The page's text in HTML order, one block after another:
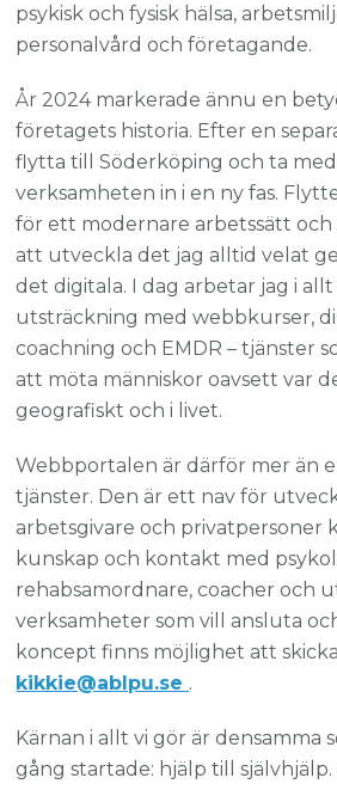
psykisk och fysisk hälsa,
personalvård och företagande.
År 2024 markerade ännu en
företagets historia. Efter en
flytta till Söderköping och ta
verksamheten in i en ny fas.
för ett modernare arbetssätt
att utveckla det jag alltid velat
det digitala. I dag arbetar jag i
utsträckning med webbkurser,
coachning och EMDR – tjänster
att möta människor oavsett var
geografiskt och i livet.
Webbportalen är därför mer än
tjänster. Den är ett nav för
arbetsgivare och privatpersoner
kunskap och kontakt med
rehabsamordnare, coacher och
verksamheter som vill ansluta
koncept finns möjlighet att skicka
kikkie@ablpu.se .
Kärnan i allt vi gör är densamma
gång startade: hjälp till självhjälp.